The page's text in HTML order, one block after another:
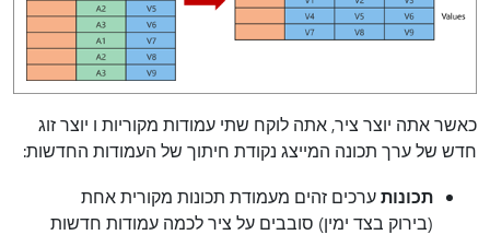
כאשר אתה יוצר ציר, אתה לוקח שתי עמודות מקוריות ו יוצר זוג
חדש של ערך תכונה המייצג נקודת חיתוך של העמודות החדשות:
תכונותערכים זהים מעמודת תכונות מקורית אחת
(בירוק בצד ימין) סובבים על ציר לכמה עמודות חדשות